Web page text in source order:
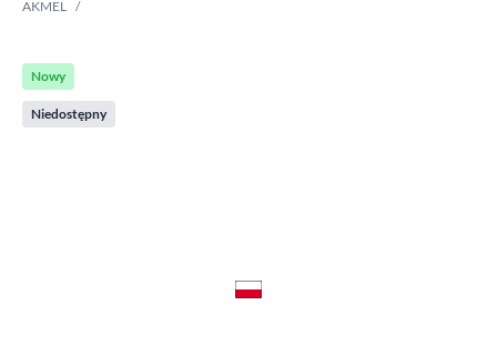
AKMEL
Nowy
Niedostępny